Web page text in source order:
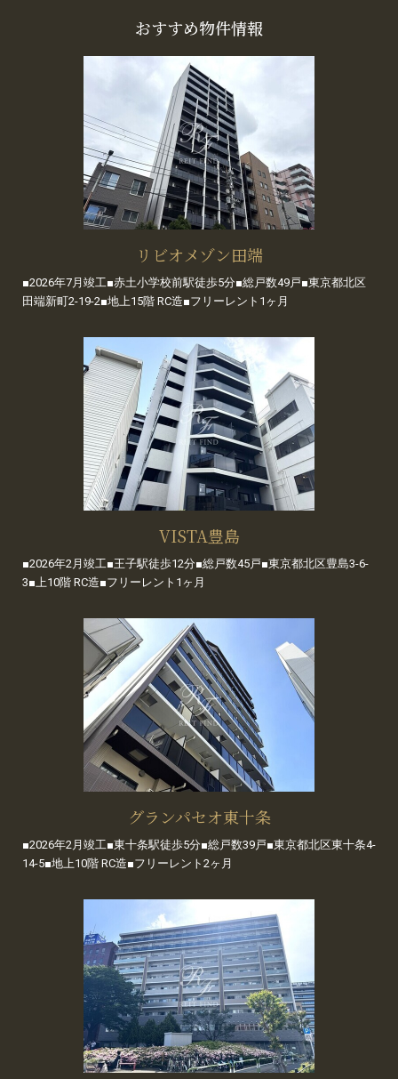
おすすめ物件情報
リビオメゾン田端
■2026年7月竣工■赤土小学校前駅徒歩5分■総戸数49戸■東京都北区
田端新町2-19-2■地上15階 RC造■フリーレント1ヶ月
VISTA豊島
■2026年2月竣工■王子駅徒歩12分■総戸数45戸■東京都北区豊島3-6-
3■上10階 RC造■フリーレント1ヶ月
グランパセオ東十条
■2026年2月竣工■東十条駅徒歩5分■総戸数39戸■東京都北区東十条4-
14-5■地上10階 RC造■フリーレント2ヶ月